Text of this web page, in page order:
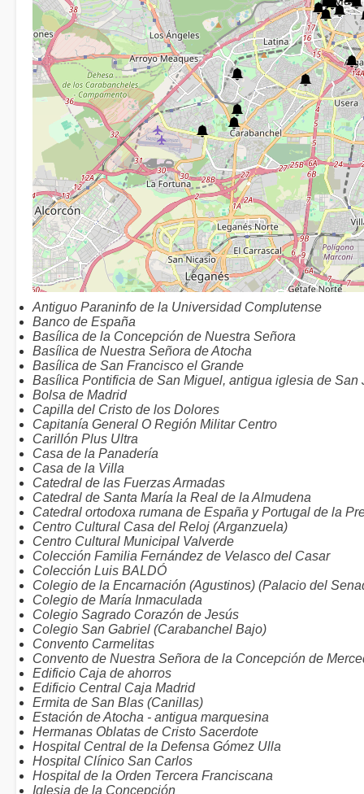
Antiguo Paraninfo de la Universidad Complutense
Banco de España
Basílica de la Concepción de Nuestra Señora
Basílica de Nuestra Señora de Atocha
Basílica de San Francisco el Grande
Basílica Pontificia de San Miguel, antigua iglesia de San
Bolsa de Madrid
Capilla del Cristo de los Dolores
Capitanía General O Región Militar Centro
Carillón Plus Ultra
Casa de la Panadería
Casa de la Villa
Catedral de las Fuerzas Armadas
Catedral de Santa María la Real de la Almudena
Catedral ortodoxa rumana de España y Portugal de la
Centro Cultural Casa del Reloj (Arganzuela)
Centro Cultural Municipal Valverde
Colección Familia Fernández de Velasco del Casar
Colección Luis BALDÓ
Colegio de la Encarnación (Agustinos) (Palacio del
Colegio de María Inmaculada
Colegio Sagrado Corazón de Jesús
Colegio San Gabriel (Carabanchel Bajo)
Convento Carmelitas
Convento de Nuestra Señora de la Concepción de
Edificio Caja de ahorros
Edificio Central Caja Madrid
Ermita de San Blas (Canillas)
Estación de Atocha - antigua marquesina
Hermanas Oblatas de Cristo Sacerdote
Hospital Central de la Defensa Gómez Ulla
Hospital Clínico San Carlos
Hospital de la Orden Tercera Franciscana
Iglesia de la Concepción